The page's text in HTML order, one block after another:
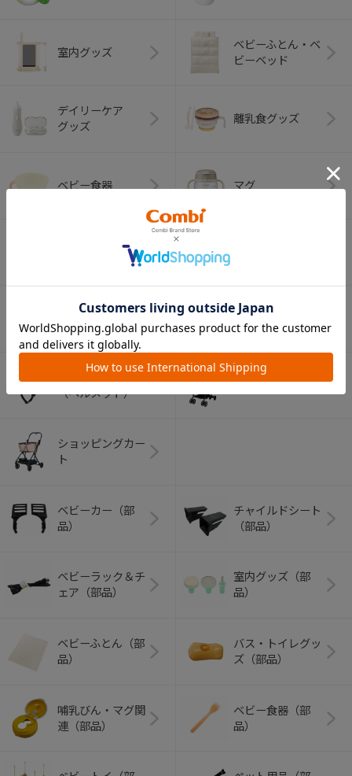
室内グッズ
ベビーふとん・ベ
ビーベッド
デイリーケア
グッズ
離乳食グッズ
ベビー食器 マグ
おはし・スプー
オーラルケア
（お口のケア）
ベビートイ
（ヘルメット）
ペット用品
ショッピングカー
ト
ベビーカー（部
品）
チャイルドシート
（部品）
ベビーラック＆チ
ェア（部品）
室内グッズ（部
品）
ベビーふとん（部
品）
バス・トイレグッ
ズ（部品）
哺乳びん・マグ関
連（部品）
ベビー食器（部
品）